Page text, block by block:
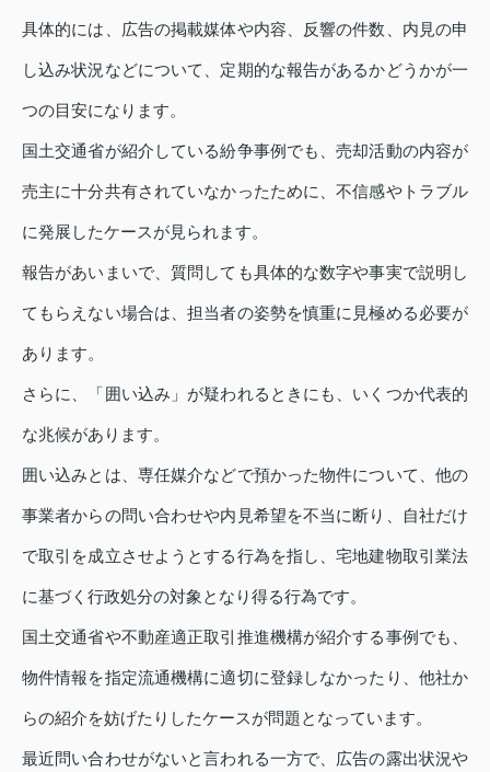
具体的には、広告の掲載媒体や内容、反響の件数、内見の申
し込み状況などについて、定期的な報告があるかどうかが一
つの目安になります。
国土交通省が紹介している紛争事例でも、売却活動の内容が
売主に十分共有されていなかったために、不信感やトラブル
に発展したケースが見られます。
報告があいまいで、質問しても具体的な数字や事実で説明し
てもらえない場合は、担当者の姿勢を慎重に見極める必要が
あります。
さらに、「囲い込み」が疑われるときにも、いくつか代表的
な兆候があります。
囲い込みとは、専任媒介などで預かった物件について、他の
事業者からの問い合わせや内見希望を不当に断り、自社だけ
で取引を成立させようとする行為を指し、宅地建物取引業法
に基づく行政処分の対象となり得る行為です。
国土交通省や不動産適正取引推進機構が紹介する事例でも、
物件情報を指定流通機構に適切に登録しなかったり、他社か
らの紹介を妨げたりしたケースが問題となっています。
最近問い合わせがないと言われる一方で、広告の露出状況や